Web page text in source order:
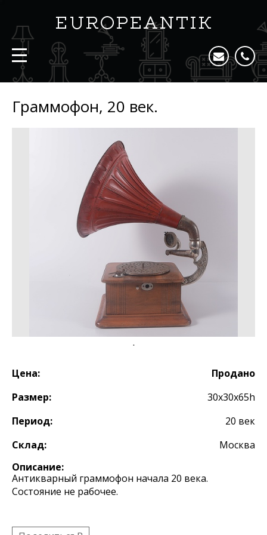
Граммофон, 20 век.
Цена:
Продано
Размер:
30х30х65h
Период:
20 век
Склад:
Москва
Описание:
Антикварный граммофон начала 20 века.
Состояние не рабочее.